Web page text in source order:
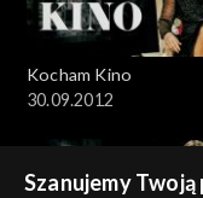
Kocham Kino
30.09.2012
Szanujemy